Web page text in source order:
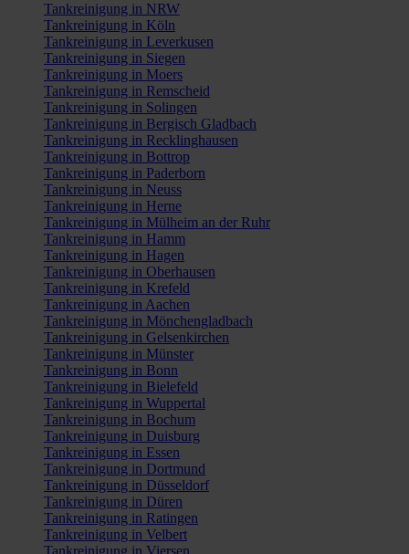
Tankreinigung in NRW
Tankreinigung in Köln
Tankreinigung in Leverkusen
Tankreinigung in Siegen
Tankreinigung in Moers
Tankreinigung in Remscheid
Tankreinigung in Solingen
Tankreinigung in Bergisch Gladbach
Tankreinigung in Recklinghausen
Tankreinigung in Bottrop
Tankreinigung in Paderborn
Tankreinigung in Neuss
Tankreinigung in Herne
Tankreinigung in Mülheim an der Ruhr
Tankreinigung in Hamm
Tankreinigung in Hagen
Tankreinigung in Oberhausen
Tankreinigung in Krefeld
Tankreinigung in Aachen
Tankreinigung in Mönchengladbach
Tankreinigung in Gelsenkirchen
Tankreinigung in Münster
Tankreinigung in Bonn
Tankreinigung in Bielefeld
Tankreinigung in Wuppertal
Tankreinigung in Bochum
Tankreinigung in Duisburg
Tankreinigung in Essen
Tankreinigung in Dortmund
Tankreinigung in Düsseldorf
Tankreinigung in Düren
Tankreinigung in Ratingen
Tankreinigung in Velbert